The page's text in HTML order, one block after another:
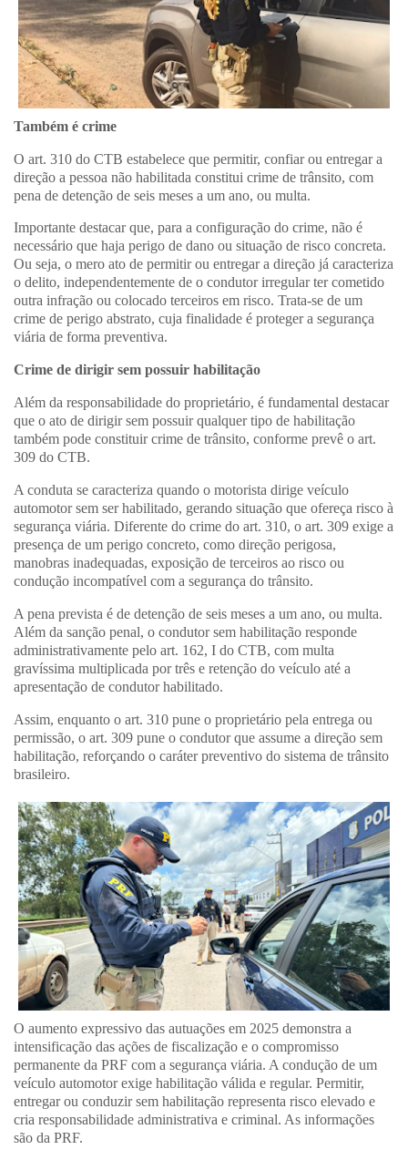
Também é crime
O art. 310 do CTB estabelece que permitir, confiar ou entregar a
direção a pessoa não habilitada constitui crime de trânsito, com
pena de detenção de seis meses a um ano, ou multa.
Importante destacar que, para a configuração do crime, não é
necessário que haja perigo de dano ou situação de risco concreta.
Ou seja, o mero ato de permitir ou entregar a direção já caracteriza
o delito, independentemente de o condutor irregular ter cometido
outra infração ou colocado terceiros em risco. Trata-se de um
crime de perigo abstrato, cuja finalidade é proteger a segurança
viária de forma preventiva.
Crime de dirigir sem possuir habilitação
Além da responsabilidade do proprietário, é fundamental destacar
que o ato de dirigir sem possuir qualquer tipo de habilitação
também pode constituir crime de trânsito, conforme prevê o art.
309 do CTB.
A conduta se caracteriza quando o motorista dirige veículo
automotor sem ser habilitado, gerando situação que ofereça risco à
segurança viária. Diferente do crime do art. 310, o art. 309 exige a
presença de um perigo concreto, como direção perigosa,
manobras inadequadas, exposição de terceiros ao risco ou
condução incompatível com a segurança do trânsito.
A pena prevista é de detenção de seis meses a um ano, ou multa.
Além da sanção penal, o condutor sem habilitação responde
administrativamente pelo art. 162, I do CTB, com multa
gravíssima multiplicada por três e retenção do veículo até a
apresentação de condutor habilitado.
Assim, enquanto o art. 310 pune o proprietário pela entrega ou
permissão, o art. 309 pune o condutor que assume a direção sem
habilitação, reforçando o caráter preventivo do sistema de trânsito
brasileiro.
O aumento expressivo das autuações em 2025 demonstra a
intensificação das ações de fiscalização e o compromisso
permanente da PRF com a segurança viária. A condução de um
veículo automotor exige habilitação válida e regular. Permitir,
entregar ou conduzir sem habilitação representa risco elevado e
cria responsabilidade administrativa e criminal. As informações
são da PRF.